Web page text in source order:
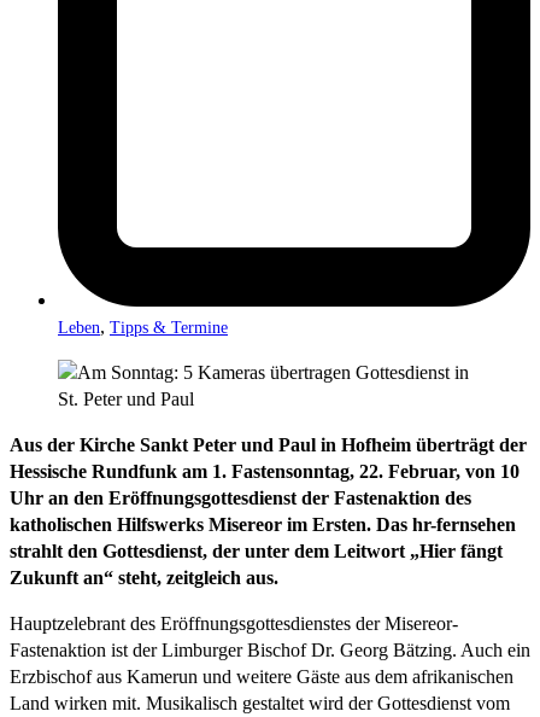
Leben, Tipps & Termine
Aus der Kirche Sankt Peter und Paul in Hofheim überträgt der
Hessische Rundfunk am 1. Fastensonntag, 22. Februar, von 10
Uhr an den Eröffnungsgottesdienst der Fastenaktion des
katholischen Hilfswerks Misereor im Ersten. Das hr-fernsehen
strahlt den Gottesdienst, der unter dem Leitwort „Hier fängt
Zukunft an“ steht, zeitgleich aus.
Hauptzelebrant des Eröffnungsgottesdienstes der Misereor-
Fastenaktion ist der Limburger Bischof Dr. Georg Bätzing. Auch ein
Erzbischof aus Kamerun und weitere Gäste aus dem afrikanischen
Land wirken mit. Musikalisch gestaltet wird der Gottesdienst vom